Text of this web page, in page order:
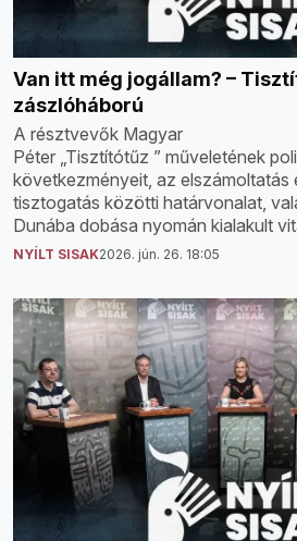
Van itt még jogállam? –
zászlóháború
A résztvevők Magyar
Péter „Tisztítótűz ” műveletének
következményeit, az elszámoltatás
tisztogatás közötti határvonalat,
Dunába dobása nyomán kialakult
NYÍLT SISAK2026. jún. 26. 18:05